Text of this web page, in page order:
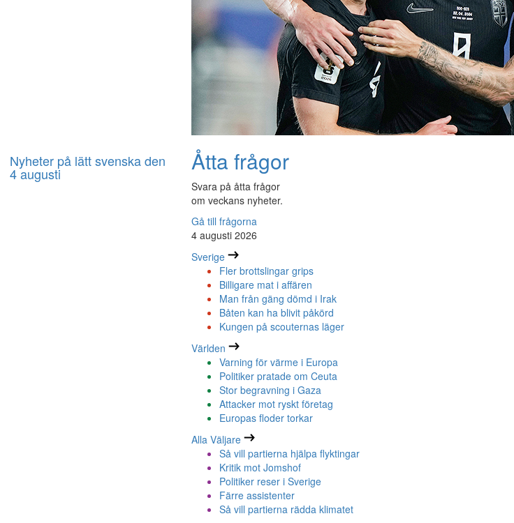
Nyheter på lätt svenska den
4 augusti Åtta frågor
Svara på åtta frågor
om veckans nyheter.
Gå till frågorna
4 augusti 2026
Sverige
Fler brottslingar grips
Billigare mat i affären
Man från gäng dömd i Irak
Båten kan ha blivit påkörd
Kungen på scouternas läger
Världen
Varning för värme i Europa
Politiker pratade om Ceuta
Stor begravning i Gaza
Attacker mot ryskt företag
Europas floder torkar
Alla Väljare
Så vill partierna hjälpa flyktingar
Kritik mot Jomshof
Politiker reser i Sverige
Färre assistenter
Så vill partierna rädda klimatet